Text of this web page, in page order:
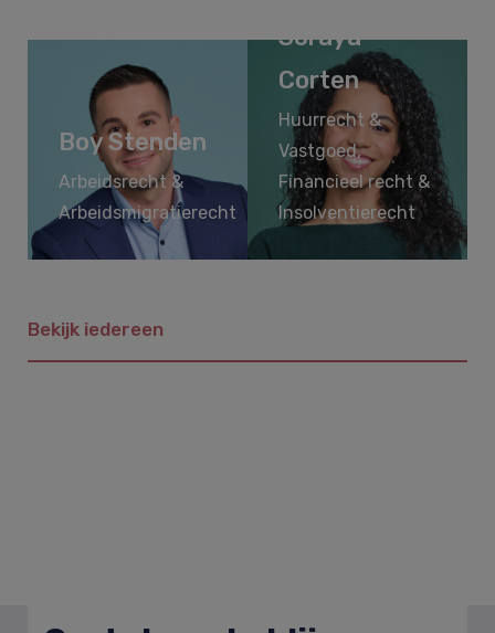
Boy Stenden
Arbeidsrecht &
Arbeidsmigratierecht
Soraya
Corten
Huurrecht &
Vastgoed,
Financieel recht &
Insolventierecht
Bekijk iedereen